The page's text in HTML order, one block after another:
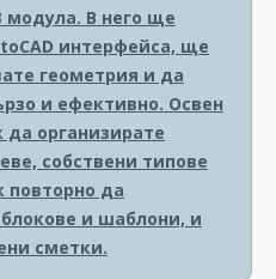
модула. В него ще
интерфейса, ще
геометрия и да
и ефективно. Освен
организирате
собствени типове
повторно да
и шаблони, и
сметки.